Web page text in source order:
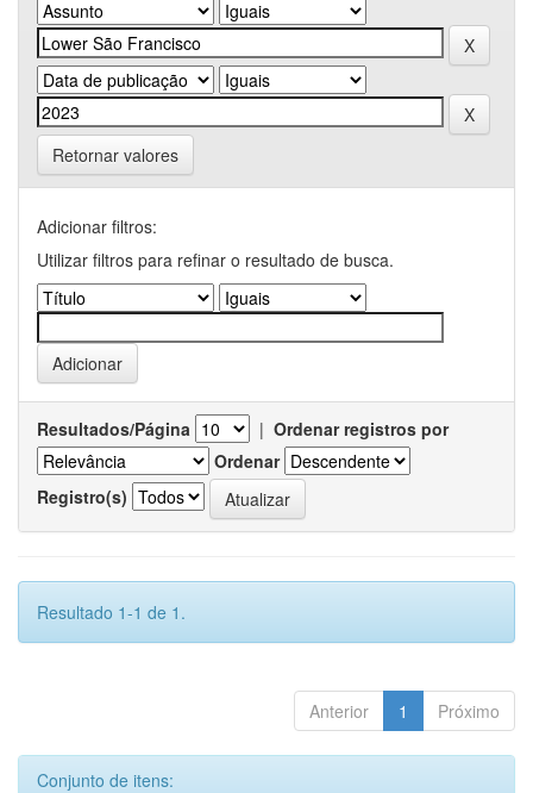
Retornar valores
Adicionar filtros:
Utilizar filtros para refinar o resultado de busca.
Resultados/Página | Ordenar registros por
Ordenar
Registro(s)
Resultado 1-1 de 1.
Anterior 1 Próximo
Conjunto de itens: